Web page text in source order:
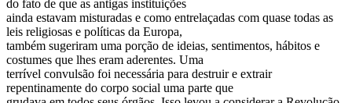
do fato de que as antigas instituições
ainda estavam misturadas e como entrelaçadas com quase todas as
leis religiosas e políticas da Europa,
também sugeriram uma porção de ideias, sentimentos, hábitos e
costumes que lhes eram aderentes. Uma
terrível convulsão foi necessária para destruir e extrair
repentinamente do corpo social uma parte que